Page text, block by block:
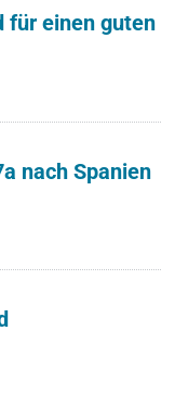
für einen guten
nach Spanien